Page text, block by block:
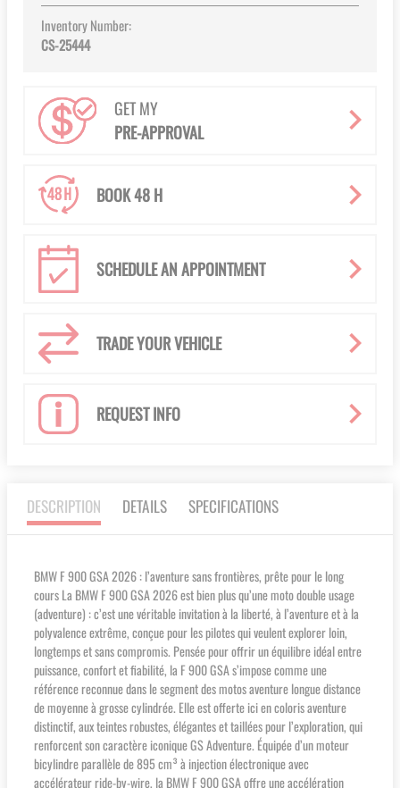
Inventory Number:
CS-25444
GET MY
PRE-APPROVAL
BOOK 48 H
SCHEDULE AN APPOINTMENT
TRADE YOUR VEHICLE
REQUEST INFO
DESCRIPTION DETAILS SPECIFICATIONS
BMW F 900 GSA 2026 : l’aventure sans frontières, prête pour le long
cours La BMW F 900 GSA 2026 est bien plus qu’une moto double usage
(adventure) : c’est une véritable invitation à la liberté, à l’aventure et à la
polyvalence extrême, conçue pour les pilotes qui veulent explorer loin,
longtemps et sans compromis. Pensée pour offrir un équilibre idéal entre
puissance, confort et fiabilité, la F 900 GSA s’impose comme une
référence reconnue dans le segment des motos aventure longue distance
de moyenne à grosse cylindrée. Elle est offerte ici en coloris aventure
distinctif, aux teintes robustes, élégantes et taillées pour l’exploration, qui
renforcent son caractère iconique GS Adventure. Équipée d’un moteur
bicylindre parallèle de 895 cm³ à injection électronique avec
accélérateur ride-by-wire, la BMW F 900 GSA offre une accélération